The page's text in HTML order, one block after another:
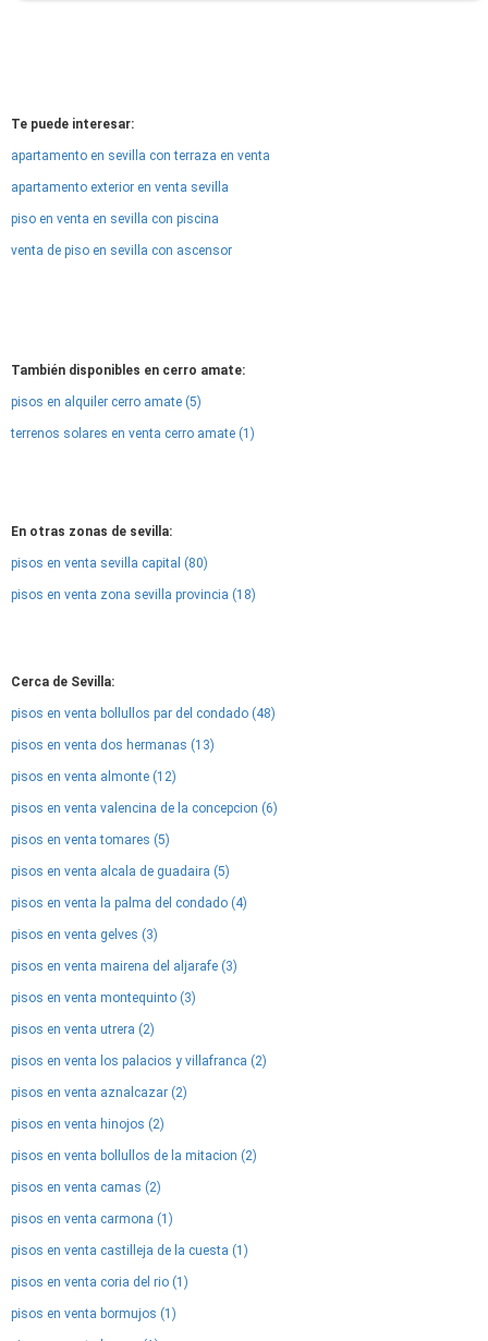
Te puede interesar:
apartamento en sevilla con terraza en venta
apartamento exterior en venta sevilla
piso en venta en sevilla con piscina
venta de piso en sevilla con ascensor
También disponibles en cerro amate:
pisos en alquiler cerro amate (5)
terrenos solares en venta cerro amate (1)
En otras zonas de sevilla:
pisos en venta sevilla capital (80)
pisos en venta zona sevilla provincia (18)
Cerca de Sevilla:
pisos en venta bollullos par del condado (48)
pisos en venta dos hermanas (13)
pisos en venta almonte (12)
pisos en venta valencina de la concepcion (6)
pisos en venta tomares (5)
pisos en venta alcala de guadaira (5)
pisos en venta la palma del condado (4)
pisos en venta gelves (3)
pisos en venta mairena del aljarafe (3)
pisos en venta montequinto (3)
pisos en venta utrera (2)
pisos en venta los palacios y villafranca (2)
pisos en venta aznalcazar (2)
pisos en venta hinojos (2)
pisos en venta bollullos de la mitacion (2)
pisos en venta camas (2)
pisos en venta carmona (1)
pisos en venta castilleja de la cuesta (1)
pisos en venta coria del rio (1)
pisos en venta bormujos (1)